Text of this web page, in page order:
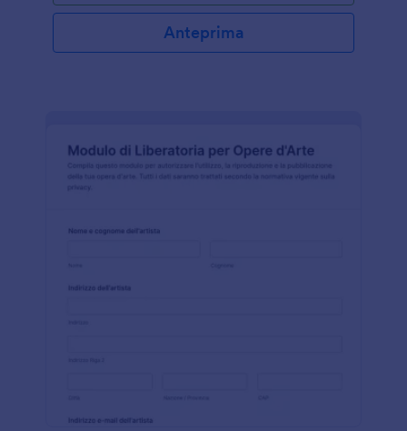
campi che la parte consenziente deve compilare e
firmare. La parte consenziente o il proprietario delle
fotografie deve compilare anche le informazioni
Anteprima